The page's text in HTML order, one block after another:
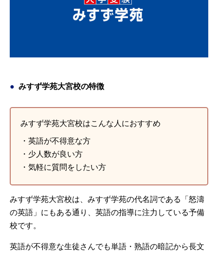
のが悲しい・・・と同時に優越感(笑)。 早稲田とか明治とか進
学した大学が違っても、卒業してからも集まれるのが本当に楽
はなんとか他の子についていけるように勉強していたようでし
た。 部活が終わってから受験勉強に専念する様になり、模試で
公民の偏差値が80をこえているのを見たときは自分の息子なが
感覚らしいです。 最終的に早稲田大学の教育学部に進学しまし
から頑張ったそうです。 息子の受験期を振り返ってみると、小
を決める場合も、先生方と話し合って決めるので親からすると
安心できます。 下の子が来年受験なので、またお世話になろう
引用元：ナレコムスクール口コミ検索サイト
みすず学苑大宮校の特徴
みすず学苑大宮校はこんな人におすすめ
・英語が不得意な方
・少人数が良い方
・気軽に質問をしたい方
みすず学苑大宮校は、みすず学苑の代名詞である「怒濤
の英語」にもある通り、英語の指導に注力している予備
校です。
英語が不得意な生徒さんでも単語・熟語の暗記から長文